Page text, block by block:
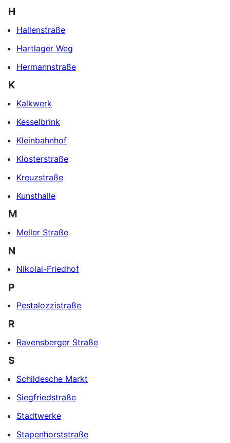
H
Hallenstraße
Hartlager Weg
Hermannstraße
K
Kalkwerk
Kesselbrink
Kleinbahnhof
Klosterstraße
Kreuzstraße
Kunsthalle
M
Meller Straße
N
Nikolai-Friedhof
P
Pestalozzistraße
R
Ravensberger Straße
S
Schildesche Markt
Siegfriedstraße
Stadtwerke
Stapenhorststraße